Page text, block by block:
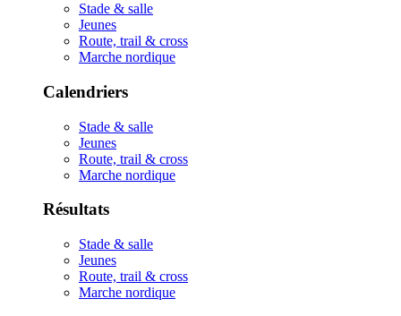
Stade & salle
Jeunes
Route, trail & cross
Marche nordique
Calendriers
Stade & salle
Jeunes
Route, trail & cross
Marche nordique
Résultats
Stade & salle
Jeunes
Route, trail & cross
Marche nordique